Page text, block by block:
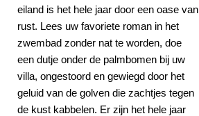
eiland is het hele jaar door een oase van
rust. Lees uw favoriete roman in het
zwembad zonder nat te worden, doe
een dutje onder de palmbomen bij uw
villa, ongestoord en gewiegd door het
geluid van de golven die zachtjes tegen
de kust kabbelen. Er zijn het hele jaar